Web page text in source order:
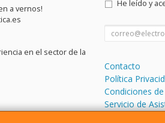
a vernos!
en el sector de la
He leído y
Contacto
Política
Condiciones
Servicio de